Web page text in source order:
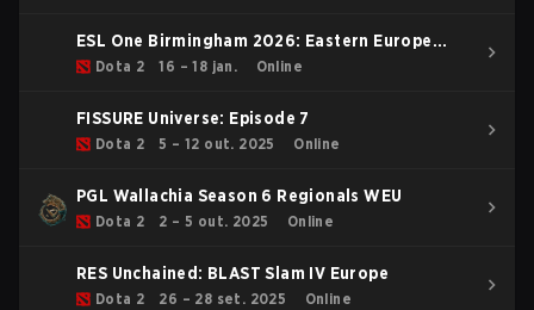
ESL One Birmingham 2026: Eastern Europe
Closed Qualifier
Dota 2 16 – 18 jan. Online
FISSURE Universe: Episode 7
Dota 2 5 – 12 out. 2025 Online
PGL Wallachia Season 6 Regionals WEU
Dota 2 2 – 5 out. 2025 Online
RES Unchained: BLAST Slam IV Europe
Dota 2 26 – 28 set. 2025 Online